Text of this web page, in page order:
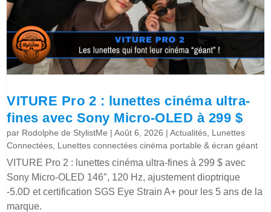
VITURE Pro 2 : lunettes cinéma ultra-
fines avec Sony Micro-OLED à 299 $
par Rodolphe de StylistMe |Août 6, 2026 |Actualités Lunettes
Connectées Lunettes connectées cinéma portable & écran géant
VITURE Pro 2 : lunettes cinéma ultra-fines à 299 $ avec
Sony Micro-OLED 146″, 120 Hz, ajustement dioptrique
-5.0D et certification SGS Eye Strain A+ pour les 5 ans de la
marque.